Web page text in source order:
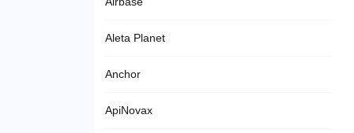
Aleta Planet
Anchor
ApiNovax